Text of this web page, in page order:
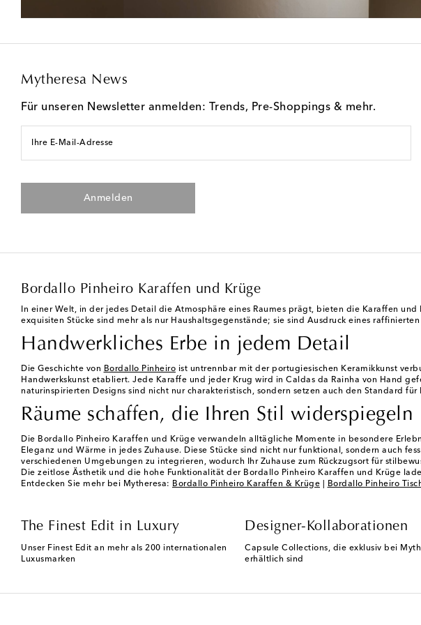
Mytheresa News
Für unseren Newsletter anmelden: Trends, Pre-Shoppings & mehr.
Ihre E-Mail-Adresse
Anmelden
Bordallo Pinheiro Karaffen und Krüge
In einer Welt, in der jedes Detail die Atmosphäre eines Raumes prägt, bieten die Karaffen
exquisiten Stücke sind mehr als nur Haushaltsgegenstände; sie sind Ausdruck eines
Handwerkliches Erbe in jedem Detail
Die Geschichte von Bordallo Pinheiro ist untrennbar mit der portugiesischen Keramikkunst
Handwerkskunst etabliert. Jede Karaffe und jeder Krug wird in Caldas da Rainha von Hand
naturinspirierten Designs sind nicht nur charakteristisch, sondern setzen auch den Standard
Räume schaffen, die Ihren Stil widerspiegeln
Die Bordallo Pinheiro Karaffen und Krüge verwandeln alltägliche Momente in besondere
Eleganz und Wärme in jedes Zuhause. Diese Stücke sind nicht nur funktional, sondern auch
verschiedenen Umgebungen zu integrieren, wodurch Ihr Zuhause zum Rückzugsort für
Die zeitlose Ästhetik und die hohe Funktionalität der Bordallo Pinheiro Karaffen und Krüge
Entdecken Sie mehr bei Mytheresa: Bordallo Pinheiro Karaffen & Krüge Bordallo Pinheiro
The Finest Edit in Luxury
Unser Finest Edit an mehr als 200 internationalen
Luxusmarken
Designer-Kollaborationen
Capsule Collections, die exklusiv bei
erhältlich sind